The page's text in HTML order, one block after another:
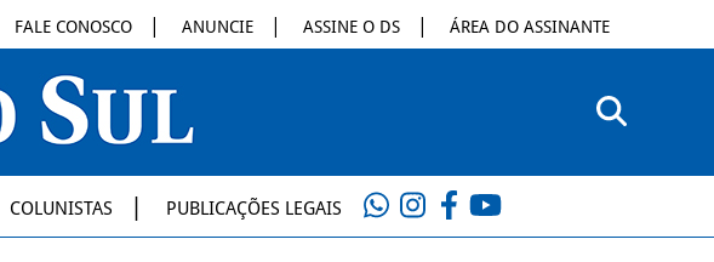
FALE CONOSCO ANUNCIE ASSINE O DS ÁREA DO ASSINANTE
COLUNISTAS PUBLICAÇÕES LEGAIS